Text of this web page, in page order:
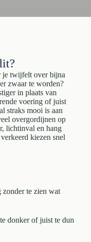
je twijfelt over bijna
zwaar te worden?
in plaats van
voering of juist
straks mooi is aan
overgordijnen op
lichtinval en hang
kiezen snel
te zien wat
donker of juist te dun